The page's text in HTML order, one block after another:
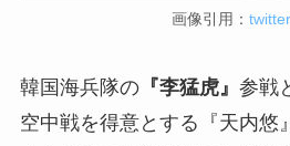
画像引用：
韓国海兵隊の『李猛虎』 参戦
空中戦を得意とする『天内悠